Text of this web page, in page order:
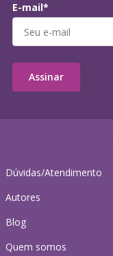
Dúvidas/Atendimento
Autores
Blog
Quem somos
E-mail*
Assinar